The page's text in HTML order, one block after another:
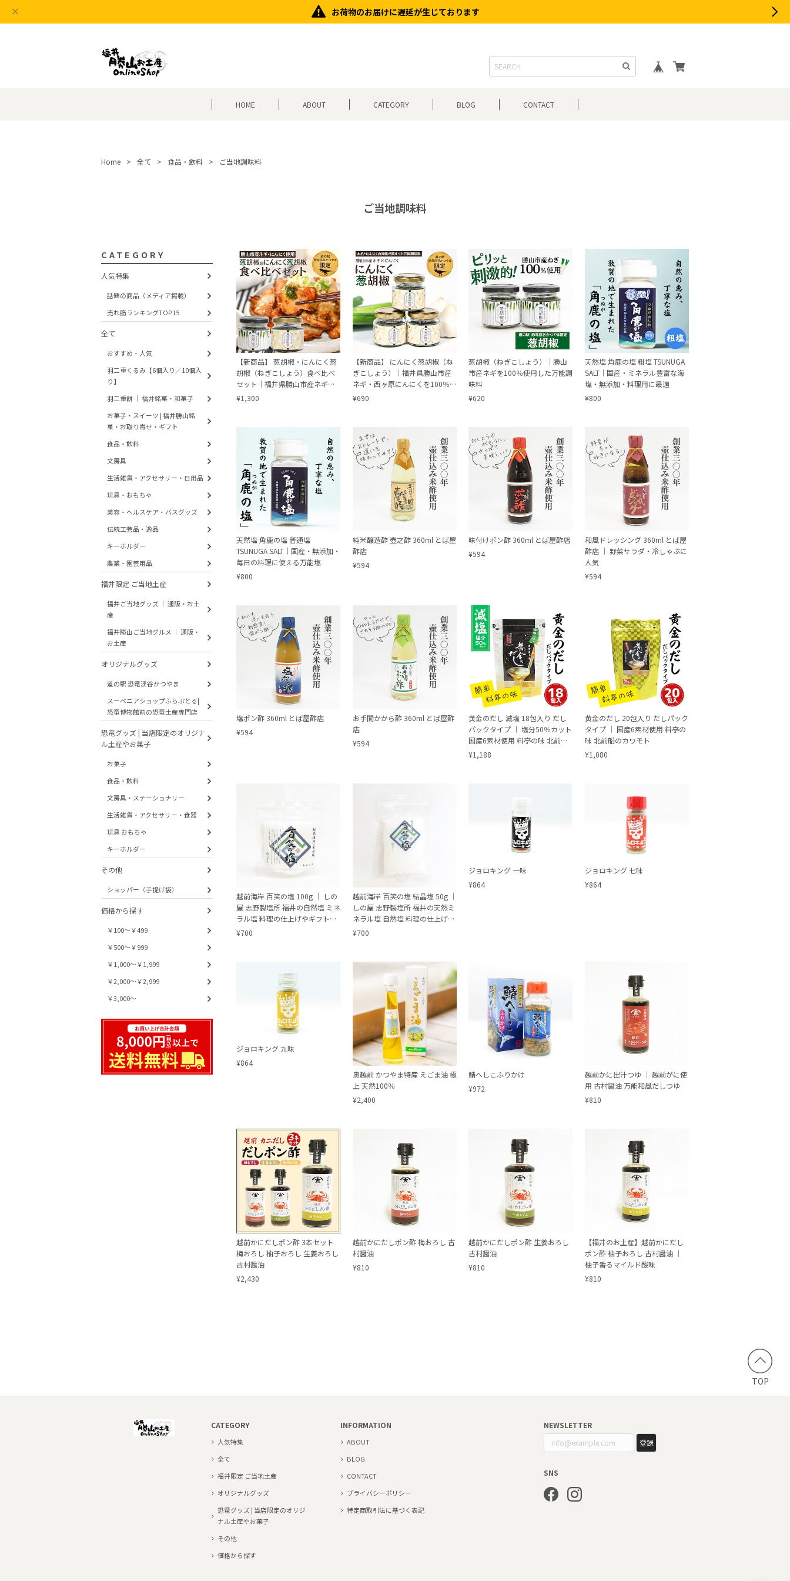
お荷物のお届けに遅延が生じております
HOME ABOUT CATEGORY BLOG CONTACT
Home 全て 食品・飲料 ご当地調味料
ご当地調味料
CATEGORY
人気特集
話題の商品（メディア掲載）
売れ筋ランキングTOP15
全て
おすすめ・人気
羽二重くるみ【6個入り／10個入
り】
羽二重餅 ｜ 福井銘菓・和菓子
お菓子・スイーツ | 福井勝山銘
菓・お取り寄せ・ギフト
食品・飲料
文房具
生活雑貨・アクセサリー・日用品
玩具・おもちゃ
美容・ヘルスケア・バスグッズ
伝統工芸品・逸品
キーホルダー
農業・園芸用品
福井限定 ご当地土産
福井ご当地グッズ ｜ 通販・お土
産
福井勝山ご当地グルメ ｜ 通販・
お土産
オリジナルグッズ
道の駅 恐竜渓谷かつやま
スーベニアショップふらぷとる|
恐竜博物館前の恐竜土産専門店
恐竜グッズ | 当店限定のオリジナ
ル土産やお菓子
お菓子
食品・飲料
文房具・ステーショナリー
生活雑貨・アクセサリー・食器
玩具 おもちゃ
キーホルダー
その他
ショッパー（手提げ袋）
価格から探す
￥100～￥499
￥500～￥999
￥1,000～￥1,999
￥2,000～￥2,999
￥3,000～
【新商品】 葱胡椒・にんにく葱
胡椒（ねぎこしょう）食べ比べ
セット｜福井県勝山市産ネギ・
西ヶ原にんにくを100％使用した
¥1,300
【新商品】 にんにく葱胡椒（ね
ぎこしょう）｜福井県勝山市産
ネギ・西ヶ原にんにくを100％使
用した万能調味料
¥690
葱胡椒（ねぎこしょう）｜勝山
市産ネギを100％使用した万能調
味料
¥620
天然塩 角鹿の塩 粗塩 TSUNUGA
SALT｜国産・ミネラル豊富な海
塩・無添加・料理用に最適
¥800
天然塩 角鹿の塩 普通塩
TSUNUGA SALT｜国産・無添加・
毎日の料理に使える万能塩
¥800
純米醸造酢 壺之酢 360ml とば屋
酢店
¥594
味付けポン酢 360ml とば屋酢店
¥594
和風ドレッシング 360ml とば屋
酢店 ｜ 野菜サラダ・冷しゃぶに
人気
¥594
塩ポン酢 360ml とば屋酢店
¥594
お手間かから酢 360ml とば屋酢
店
¥594
黄金のだし 減塩 18包入り だし
パックタイプ ｜ 塩分50％カット
国産6素材使用 料亭の味 北前船
のカワモト
¥1,188
黄金のだし 20包入り だしパック
タイプ ｜ 国産6素材使用 料亭の
味 北前船のカワモト
¥1,080
越前海岸 百笑の塩 100g │ しの
屋 志野製塩所 福井の自然塩 ミネ
ラル塩 料理の仕上げやギフトに
もおすすめ
¥700
越前海岸 百笑の塩 結晶塩 50g │
しの屋 志野製塩所 福井の天然ミ
ネラル塩 自然塩 料理の仕上げや
ギフトにもおすすめ
¥700
ジョロキング 一味
¥864
ジョロキング 七味
¥864
ジョロキング 九味
¥864
奥越前 かつやま特産 えごま油 極
上 天然100％
¥2,400
鯖へしこふりかけ
¥972
越前かに出汁つゆ ｜ 越前がに使
用 古村醤油 万能和風だしつゆ
¥810
越前かにだしポン酢 3本セット
梅おろし 柚子おろし 生姜おろし
古村醤油
¥2,430
越前かにだしポン酢 梅おろし 古
村醤油
¥810
越前かにだしポン酢 生姜おろし
古村醤油
¥810
【福井のお土産】越前かにだし
ポン酢 柚子おろし 古村醤油 ｜
柚子香るマイルド酸味
¥810
TOP
CATEGORY
人気特集
全て
福井限定 ご当地土産
オリジナルグッズ
恐竜グッズ | 当店限定のオリジ
ナル土産やお菓子
その他
価格から探す
INFORMATION
ABOUT
BLOG
CONTACT
プライバシーポリシー
特定商取引法に基づく表記
NEWSLETTER
登録
SNS